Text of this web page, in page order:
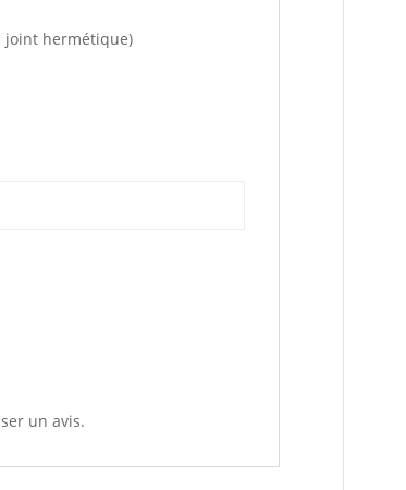
joint hermétique)
un avis.